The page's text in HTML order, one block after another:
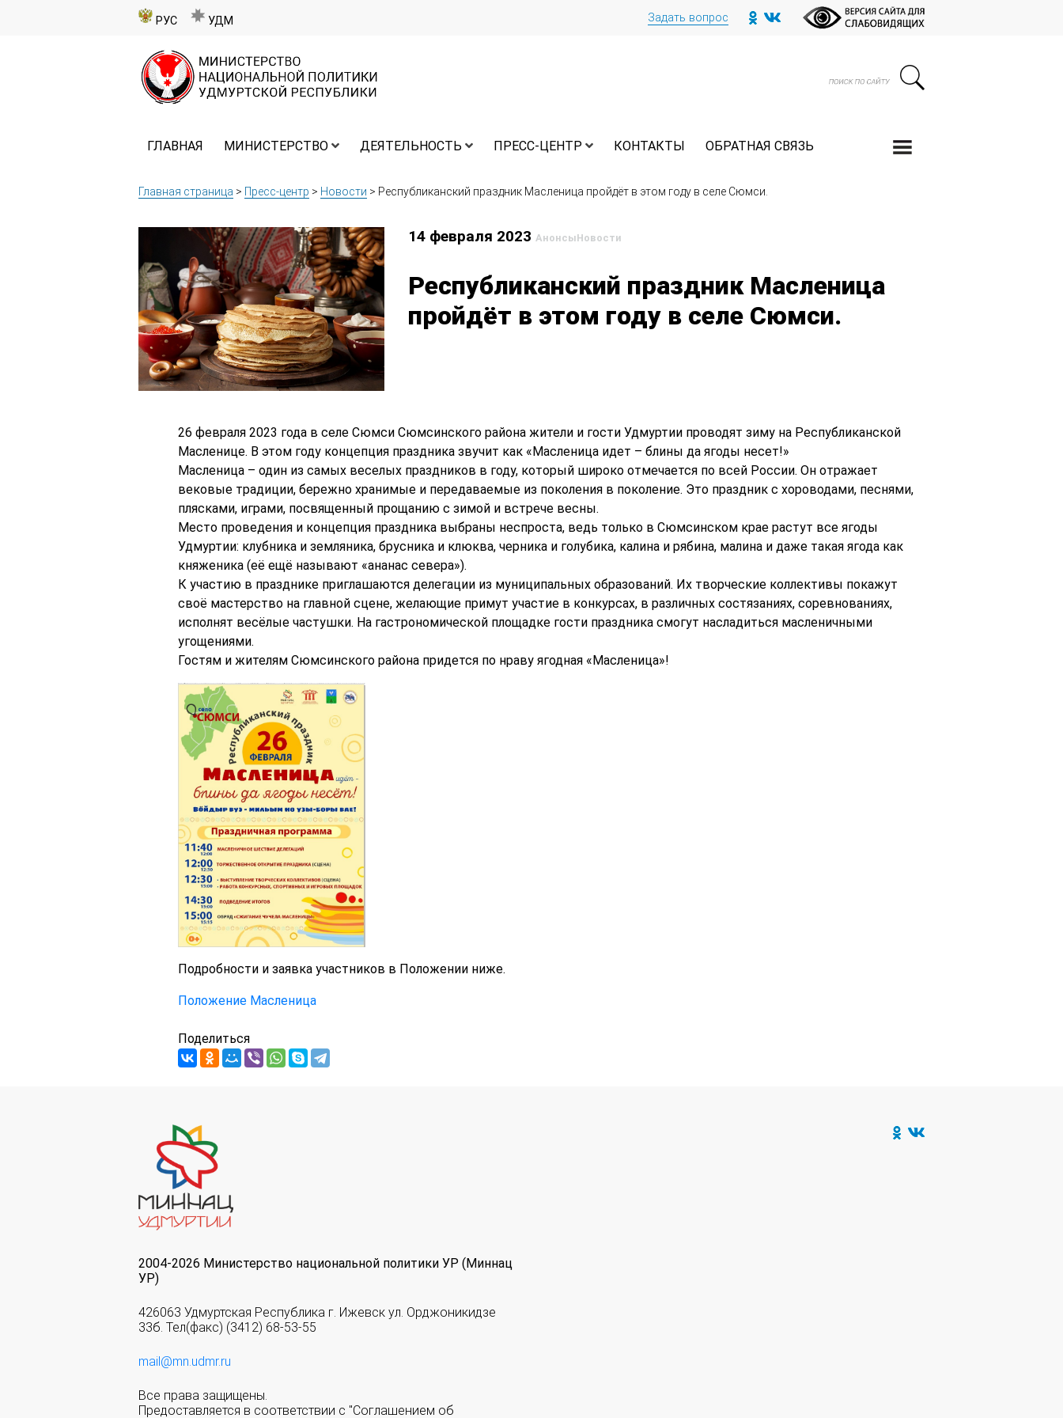
РУС УДМ Задать вопрос
ГЛАВНАЯ МИНИСТЕРСТВО ДЕЯТЕЛЬНОСТЬ ПРЕСС-ЦЕНТР КОНТАКТЫ ОБРАТНАЯ СВЯЗЬ
Главная страница > Пресс-центр > Новости > Республиканский праздник Масленица пройдёт в этом году в селе Сюмси.
14 февраля 2023АнонсыНовости
Республиканский праздник Масленица
пройдёт в этом году в селе Сюмси.
26 февраля 2023 года в селе Сюмси Сюмсинского района жители и гости Удмуртии проводят зиму на Республиканской
Масленице. В этом году концепция праздника звучит как «Масленица идет – блины да ягоды несет!»
Масленица – один из самых веселых праздников в году, который широко отмечается по всей России. Он отражает
вековые традиции, бережно хранимые и передаваемые из поколения в поколение. Это праздник с хороводами, песнями,
плясками, играми, посвященный прощанию с зимой и встрече весны.
Место проведения и концепция праздника выбраны неспроста, ведь только в Сюмсинском крае растут все ягоды
Удмуртии: клубника и земляника, брусника и клюква, черника и голубика, калина и рябина, малина и даже такая ягода как
княженика (её ещё называют «ананас севера»).
К участию в празднике приглашаются делегации из муниципальных образований. Их творческие коллективы покажут
своё мастерство на главной сцене, желающие примут участие в конкурсах, в различных состязаниях, соревнованиях,
исполнят весёлые частушки. На гастрономической площадке гости праздника смогут насладиться масленичными
угощениями.
Гостям и жителям Сюмсинского района придется по нраву ягодная «Масленица»!
Подробности и заявка участников в Положении ниже.
Положение Масленица
Поделиться
2004-2026 Министерство национальной политики УР (Миннац
УР)
426063 Удмуртская Республика г. Ижевск ул. Орджоникидзе
33б. Тел(факс) (3412) 68-53-55
mail@mn.udmr.ru
Все права защищены.
Предоставляется в соответствии с "Соглашением об